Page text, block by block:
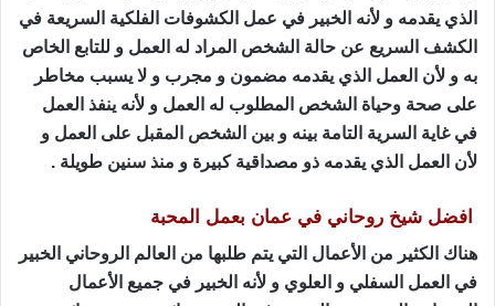
الذي يقدمه و لأنه الخبير في عمل الكشوفات الفلكية السريعة في
الكشف السريع عن حالة الشخص المراد له العمل و للتابع الخاص
به و لأن العمل الذي يقدمه مضمون و مجرب و لا يسبب مخاطر
على صحة وحياة الشخص المطلوب له العمل و لأنه ينفذ العمل
في غاية السرية التامة بينه و بين الشخص المقبل على العمل و
لأن العمل الذي يقدمه ذو مصداقية كبيرة و منذ سنين طويلة .
افضل شيخ روحاني في عمان بعمل المحبة
هناك الكثير من الأعمال التي يتم طلبها من العالم الروحاني الخبير
في العمل السفلي و العلوي و لأنه الخبير في جميع الأعمال